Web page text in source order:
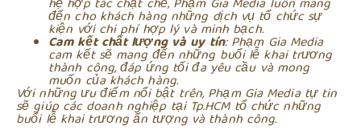
đến cho khách hàng những dịch vụ tổ chức sự
kiện với chi phí hợp lý và minh bạch.
Cam kết chất lượng và uy tín: Phạm Gia Media
cam kết sẽ mang đến những buổi lễ khai trương
thành công, đáp ứng tối đa yêu cầu và mong
muốn của khách hàng.
Với những ưu điểm nổi bật trên, Phạm Gia Media tự tin
sẽ giúp các doanh nghiệp tại Tp.HCM tổ chức những
buổi lễ khai trương ấn tượng và thành công.